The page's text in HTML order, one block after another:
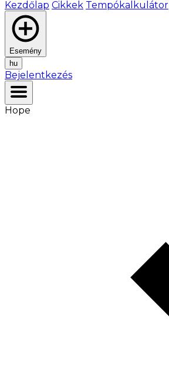
Kezdőlap Cikkek Tempókalkulátor
Esemény
hu
Bejelentkezés
Hope